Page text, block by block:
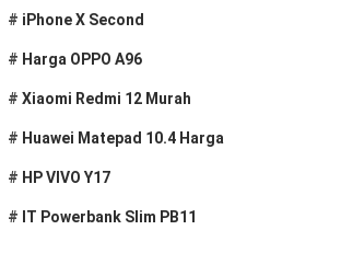
# iPhone X Second
# Harga OPPO A96
# Xiaomi Redmi 12 Murah
# Huawei Matepad 10.4 Harga
# HP VIVO Y17
# IT Powerbank Slim PB11